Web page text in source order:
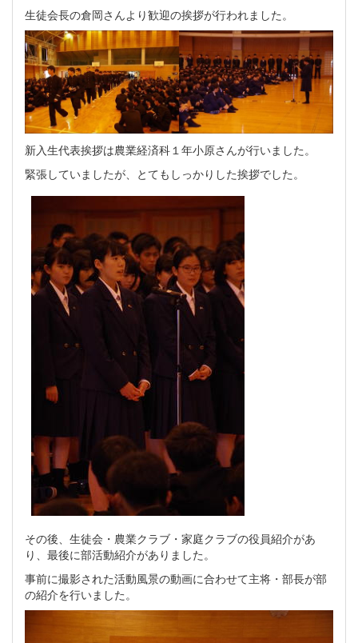
生徒会長の倉岡さんより歓迎の挨拶が行われました。
新入生代表挨拶は農業経済科１年小原さんが行いました。
緊張していましたが、とてもしっかりした挨拶でした。
その後、生徒会・農業クラブ・家庭クラブの役員紹介があ
り、最後に部活動紹介がありました。
事前に撮影された活動風景の動画に合わせて主将・部長が部
の紹介を行いました。